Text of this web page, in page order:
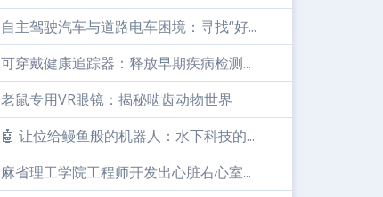
自主驾驶汽车与道路电车困境：寻找“好...
可穿戴健康追踪器：释放早期疾病检测...
老鼠专用VR眼镜：揭秘啮齿动物世界
🤖 让位给鳗鱼般的机器人：水下科技的...
麻省理工学院工程师开发出心脏右心室...